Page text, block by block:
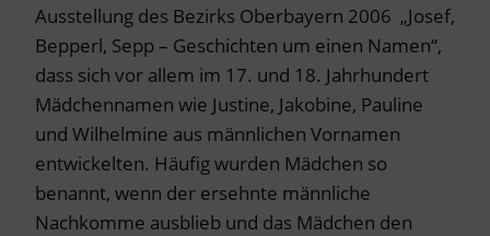
Ausstellung des Bezirks Oberbayern 2006 „Josef,
Bepperl, Sepp – Geschichten um einen Namen“,
dass sich vor allem im 17. und 18. Jahrhundert
Mädchennamen wie Justine, Jakobine, Pauline
und Wilhelmine aus männlichen Vornamen
entwickelten. Häufig wurden Mädchen so
benannt, wenn der ersehnte männliche
Nachkomme ausblieb und das Mädchen den